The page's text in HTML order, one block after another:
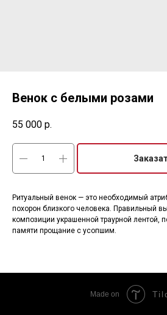
Венок с белыми розами
55 000 р.
Ритуальный венок — это необходимый
похорон близкого человека. Правильный
композиции украшенной траурной лентой,
памяти прощание с усопшим.
Made on